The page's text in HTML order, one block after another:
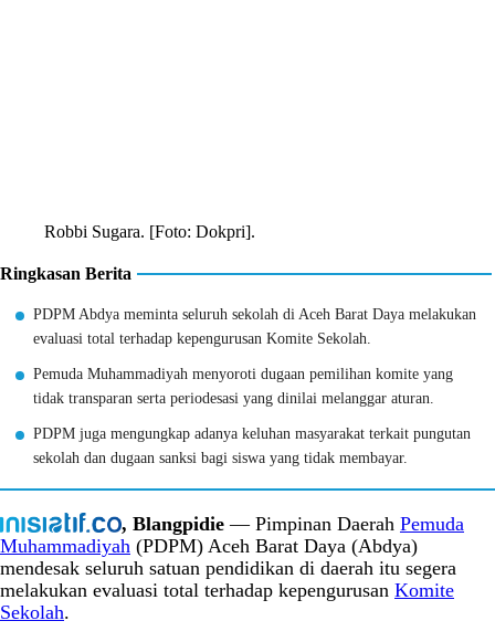
Robbi Sugara. [Foto: Dokpri].
Ringkasan Berita
PDPM Abdya meminta seluruh sekolah di Aceh Barat Daya melakukan
evaluasi total terhadap kepengurusan Komite Sekolah.
Pemuda Muhammadiyah menyoroti dugaan pemilihan komite yang
tidak transparan serta periodesasi yang dinilai melanggar aturan.
PDPM juga mengungkap adanya keluhan masyarakat terkait pungutan
sekolah dan dugaan sanksi bagi siswa yang tidak membayar.
, Blangpidie— Pimpinan Daerah Pemuda
Muhammadiyah (PDPM) Aceh Barat Daya (Abdya)
mendesak seluruh satuan pendidikan di daerah itu segera
melakukan evaluasi total terhadap kepengurusan Komite
Sekolah.